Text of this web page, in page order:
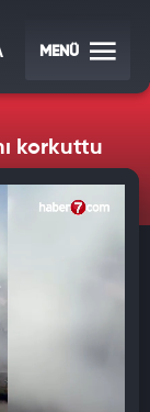
MENÜ
korkuttu